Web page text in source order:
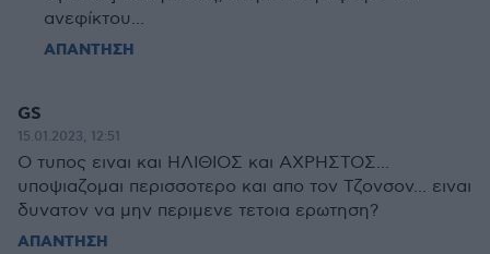
ανεφίκτου...
ΑΠΑΝΤΗΣΗ
GS
15.01.2023, 12:51
Ο τυπος ειναι και ΗΛΙΘΙΟΣ και ΑΧΡΗΣΤΟΣ...
υποψιαζομαι περισσοτερο και απο τον Τζονσον... ειναι
δυνατον να μην περιμενε τετοια ερωτηση?
ΑΠΑΝΤΗΣΗ